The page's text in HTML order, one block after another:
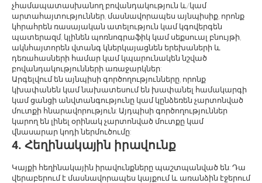
չհամապատասխանող բովանդակություն և/կամ
արտահայտություններ, մասնավորապես այնպիսիք, որոնք
կհրահրեն ռասայական ատելություն կամ կգովերգեն
պատերազմ, կլինեն պոռնոգրաֆիկ կամ սեքսուալ բնույթի,
ակնհայտորեն վտանգ կներկայացնեն երեխաների և
դեռահասների համար կամ կպարունակեն նշված
բովանդակությունների առաջարկներ:
Արգելվում են այնպիսի գործողությունները, որոնք
կխափանեն կամ նախատեսում են խափանել համակարգի
կամ ցանցի անվտանգությունը կամ կընձեռեն չարտոնված
մուտքի հնարավորություն: Այդպիսի գործողություններ
կարող են լինել օրինակ չարտոնված մուտքը կամ
վնասարար կոդի ներմուծումը:
4. Հեղինակային իրավունք
Կայքի հեղինակային իրավունքները պաշտպանված են: Դա
վերաբերում է մասնավորապես կայքում և առանձին էջերում